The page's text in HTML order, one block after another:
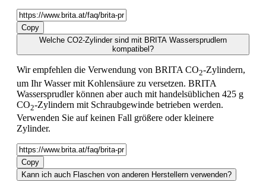
Copy
Welche CO2-Zylinder sind mit BRITA Wassersprudlern
kompatibel?
Wir empfehlen die Verwendung von BRITA CO2-Zylindern,
um Ihr Wasser mit Kohlensäure zu versetzen. BRITA
Wassersprudler können aber auch mit handelsüblichen 425 g
CO2-Zylindern mit Schraubgewinde betrieben werden.
Verwenden Sie auf keinen Fall größere oder kleinere
Zylinder.
Copy
Kann ich auch Flaschen von anderen Herstellern verwenden?